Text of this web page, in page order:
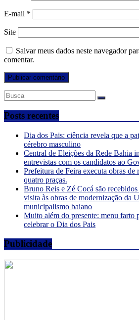
E-mail *
Site
Salvar meus dados neste navegador
comentar.
Posts recentes
Dia dos Pais: ciência revela que a
cérebro masculino
Central de Eleições da Rede Bahia
entrevistas com os candidatos ao
Prefeitura de Feira executa obras de
quatro praças.
Bruno Reis e Zé Cocá são
visita às obras de modernização da
municipalismo baiano
Muito além do presente: menu farto
celebrar o Dia dos Pais
Publicidade